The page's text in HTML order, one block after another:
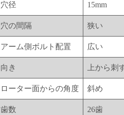
穴径 15mm
穴の間隔 狭い
アーム側ボルト配置 広い
向き 上から刺
ローター面からの角度 斜め
歯数 26歯